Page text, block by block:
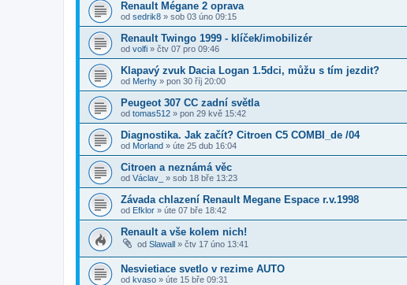
Renault Mégane 2 oprava
od sedrik8 » sob 03 úno 09:15
Renault Twingo 1999 - klíček/imobilizér
od volfi » čtv 07 pro 09:46
Klapavý zvuk Dacia Logan 1.5dci, můžu s tím jezdit?
od Merhy » pon 30 říj 20:00
Peugeot 307 CC zadní světla
od tomas512 » pon 29 kvě 15:42
Diagnostika. Jak začít? Citroen C5 COMBI_de /04
od Morland » úte 25 dub 16:04
Citroen a neznámá věc
od Václav_ » sob 18 bře 13:23
Závada chlazení Renault Megane Espace r.v.1998
od Efklor » úte 07 bře 18:42
Renault a vše kolem nich!
od Slawall » čtv 17 úno 13:41
Nesvietiace svetlo v rezime AUTO
od kvaso » úte 15 bře 09:31